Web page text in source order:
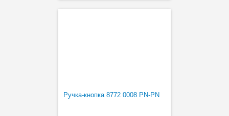
Ручка-кнопка 8772 0008 PN-PN